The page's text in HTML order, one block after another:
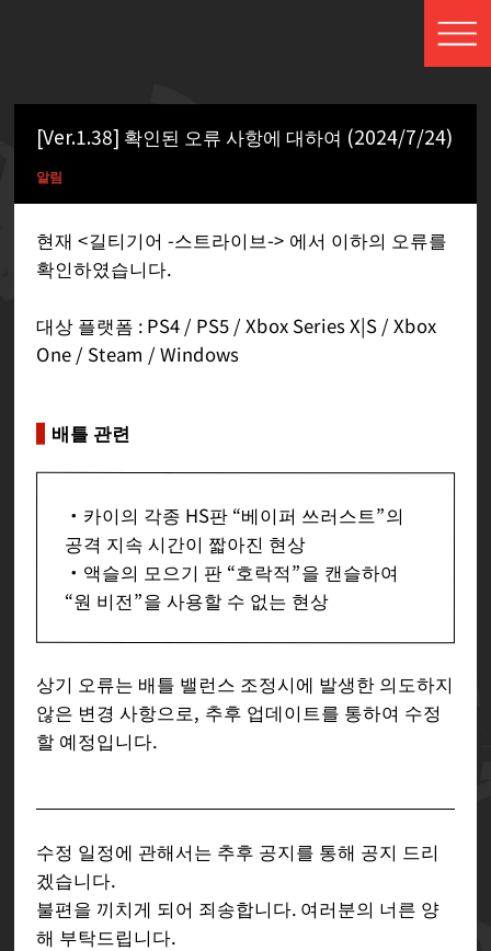
[Ver.1.38] 확인된 오류 사항에 대하여 (2024/7/24)
알림
현재 <길티기어 -스트라이브-> 에서 이하의 오류를
확인하였습니다.
대상 플랫폼 : PS4 / PS5 / Xbox Series X|S / Xbox
One / Steam / Windows
배틀 관련
・카이의 각종 HS판 “베이퍼 쓰러스트”의
공격 지속 시간이 짧아진 현상
・액슬의 모으기 판 “호락적”을 캔슬하여
“원 비전”을 사용할 수 없는 현상
상기 오류는 배틀 밸런스 조정시에 발생한 의도하지
않은 변경 사항으로, 추후 업데이트를 통하여 수정
할 예정입니다.
수정 일정에 관해서는 추후 공지를 통해 공지 드리
겠습니다.
불편을 끼치게 되어 죄송합니다. 여러분의 너른 양
해 부탁드립니다.